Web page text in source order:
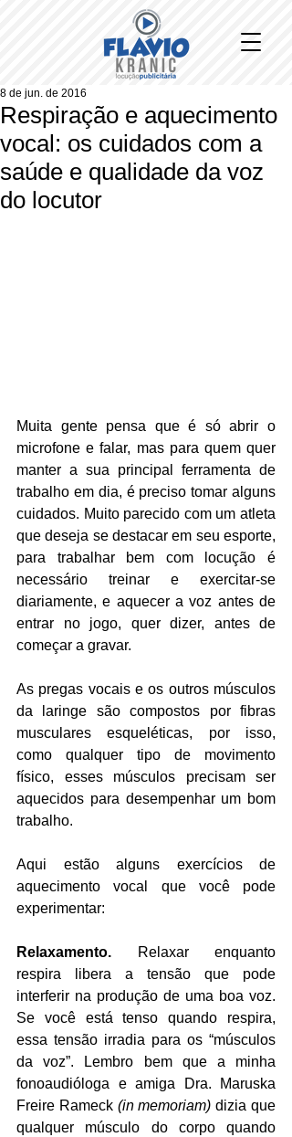
Respiração e aquecimento
vocal: os cuidados com a
saúde e qualidade da voz
do locutor
8 de jun. de 2016
Muita gente pensa que é só abrir o
microfone e falar, mas para quem quer
manter a sua principal ferramenta de
trabalho em dia, é preciso tomar alguns
cuidados. Muito parecido com um atleta
que deseja se destacar em seu esporte,
para trabalhar bem com locução é
necessário treinar e exercitar-se
diariamente, e aquecer a voz antes de
entrar no jogo, quer dizer, antes de
começar a gravar.
As pregas vocais e os outros músculos
da laringe são compostos por fibras
musculares esqueléticas, por isso,
como qualquer tipo de movimento
físico, esses músculos precisam ser
aquecidos para desempenhar um bom
trabalho.
Aqui estão alguns exercícios de
aquecimento vocal que você pode
experimentar:
Relaxamento.
Relaxar enquanto
respira libera a tensão que pode
interferir na produção de uma boa voz.
Se você está tenso quando respira,
essa tensão irradia para os “músculos
da voz”. Lembro bem que a minha
fonoaudióloga e amiga Dra. Maruska
Freire Rameck (in memoriam) dizia que
qualquer músculo do corpo quando